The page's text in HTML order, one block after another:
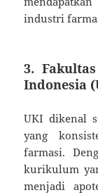
industri
3.
Indonesia
UKI dikenal
yang
farmasi.
kurikulum
menjadi